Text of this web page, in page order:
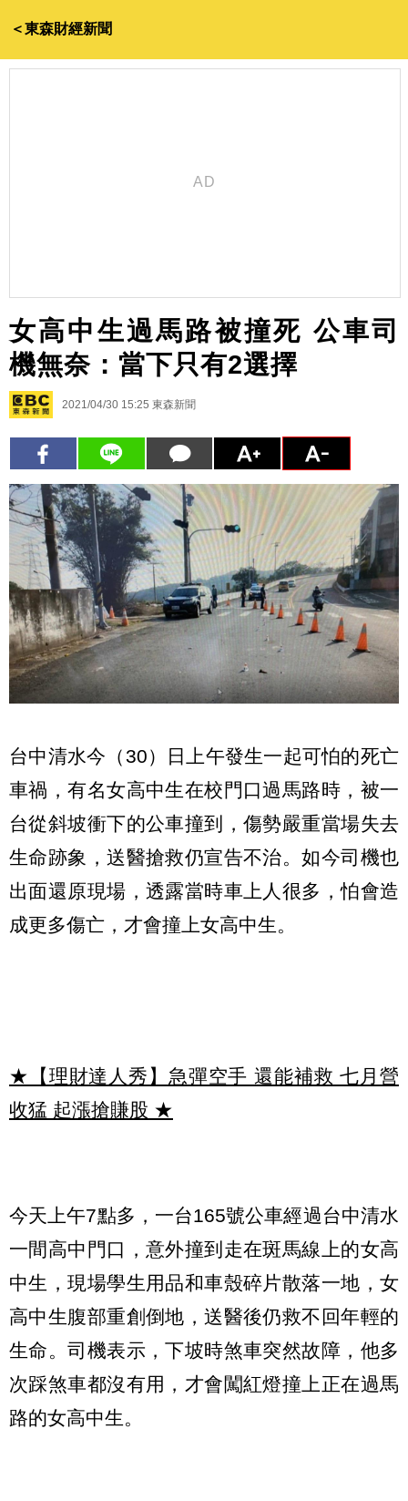
＜東森財經新聞
女高中生過馬路被撞死 公車司
機無奈：當下只有2選擇
2021/04/30 15:25 東森新聞
台中清水今（30）日上午發生一起可怕的死亡
車禍，有名女高中生在校門口過馬路時，被一
台從斜坡衝下的公車撞到，傷勢嚴重當場失去
生命跡象，送醫搶救仍宣告不治。如今司機也
出面還原現場，透露當時車上人很多，怕會造
成更多傷亡，才會撞上女高中生。
★【理財達人秀】急彈空手 還能補救 七月營
收猛 起漲搶賺股 ★
今天上午7點多，一台165號公車經過台中清水
一間高中門口，意外撞到走在斑馬線上的女高
中生，現場學生用品和車殼碎片散落一地，女
高中生腹部重創倒地，送醫後仍救不回年輕的
生命。司機表示，下坡時煞車突然故障，他多
次踩煞車都沒有用，才會闖紅燈撞上正在過馬
路的女高中生。